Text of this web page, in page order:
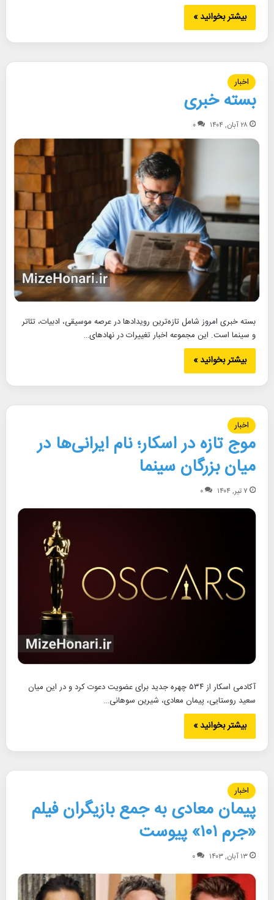
بیشتر بخوانید »
اخبار
بسته خبری
۲۸ آبان, ۱۴۰۴ ۰
بسته خبری امروز شامل تازه‌ترین رویدادها در عرصه موسیقی، ادبیات، تئاتر
و سینما است. این مجموعه اخبار تغییرات در نهادهای…
بیشتر بخوانید »
اخبار
موج تازه در اسکار؛ نام ایرانی‌ها در
میان بزرگان سینما
۷ تیر, ۱۴۰۴ ۰
آکادمی اسکار از ۵۳۴ چهره جدید برای عضویت دعوت کرد و در این میان
سعید روستایی، پیمان معادی، شیرین سوهانی…
بیشتر بخوانید »
اخبار
پیمان معادی به جمع بازیگران فیلم
«جرم ۱۰۱» پیوست
۱۳ آبان, ۱۴۰۳ ۰